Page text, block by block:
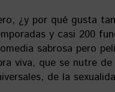
¿y por qué gusta
y casi 200
sabrosa pero
viva, que se nutre
de la